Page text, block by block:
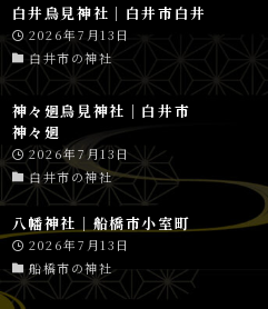
白井鳥見神社│白井市白井
2026年7月13日
白井市の神社
神々廻鳥見神社│白井市
神々廻
2026年7月13日
白井市の神社
八幡神社│船橋市小室町
2026年7月13日
船橋市の神社